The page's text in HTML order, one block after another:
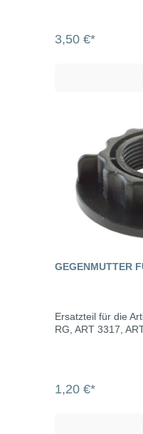
3,50 €*
GEGENMUTTER
Ersatzteil für die
RG, ART 3317,
1,20 €*